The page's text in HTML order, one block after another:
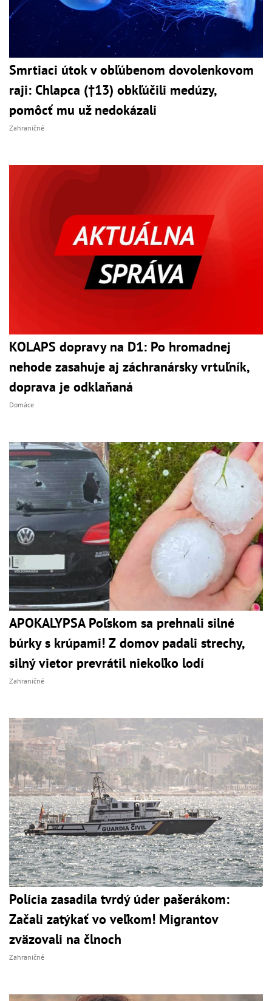
Smrtiaci útok v obľúbenom dovolenkovom
raji: Chlapca (†13) obkľúčili medúzy,
pomôcť mu už nedokázali
Zahraničné
KOLAPS dopravy na D1: Po hromadnej
nehode zasahuje aj záchranársky vrtuľník,
doprava je odklaňaná
Domáce
APOKALYPSA Poľskom sa prehnali silné
búrky s krúpami! Z domov padali strechy,
silný vietor prevrátil niekoľko lodí
Zahraničné
Polícia zasadila tvrdý úder pašerákom:
Začali zatýkať vo veľkom! Migrantov
zväzovali na člnoch
Zahraničné